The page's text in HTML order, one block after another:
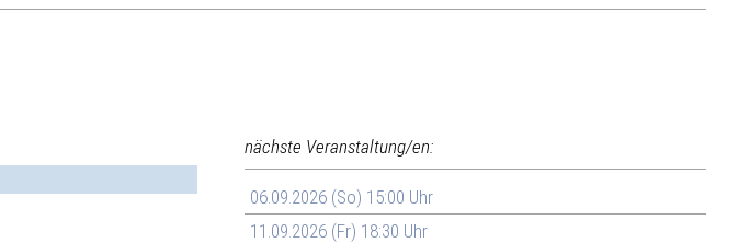
nächste Veranstaltung/en:
06.09.2026 (So) 15:00 Uhr
11.09.2026 (Fr) 18:30 Uhr